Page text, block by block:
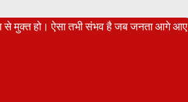
से मुक्त हो। ऐसा तभी संभव है जब जनता आगे आए